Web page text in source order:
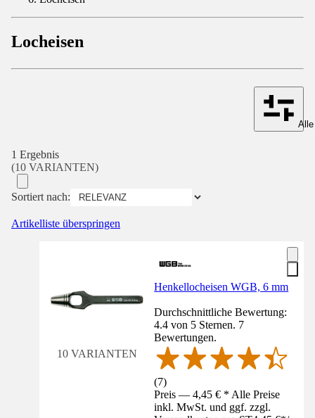
Locheisen
1 Ergebnis
(10 VARIANTEN)
Sortiert nach:
Artikelliste überspringen
10 VARIANTEN
Henkellocheisen WGB, 6 mm
Durchschnittliche Bewertung:
4.4 von 5 Sternen. 7
Bewertungen.
(7)
Preis — 4,45 € * Alle Preise
inkl. MwSt. und ggf. zzgl.